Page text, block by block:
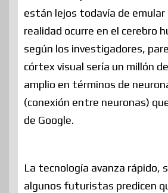
están lejos todavía de emular
realidad ocurre en el cerebro
según los investigadores,
córtex visual sería un millón
amplio en términos de
(conexión entre neuronas)
de Google.
La tecnología avanza rápido,
algunos futuristas predicen